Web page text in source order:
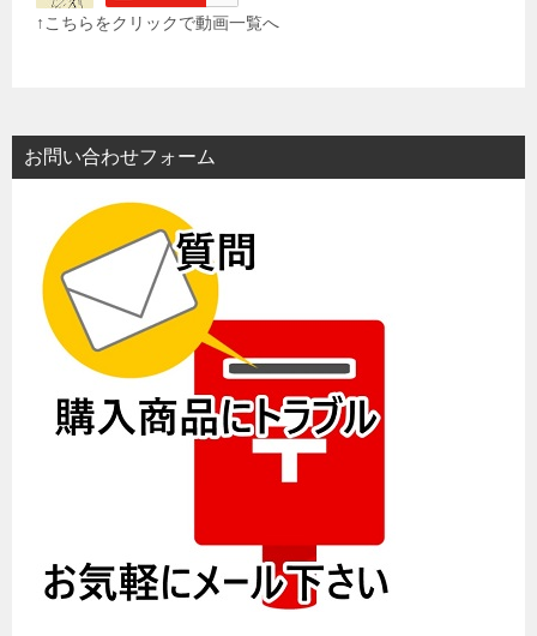
↑こちらをクリックで動画一覧へ
お問い合わせフォーム